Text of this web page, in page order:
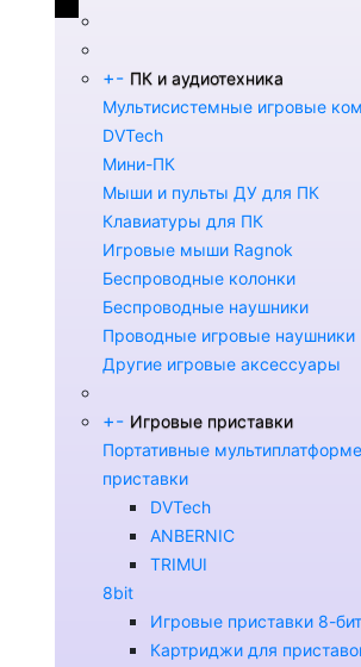
+- ПК и аудиотехника
Мультисистемные игровые
DVTech
Мини-ПК
Мыши и пульты ДУ для ПК
Клавиатуры для ПК
Игровые мыши Ragnok
Беспроводные колонки
Беспроводные наушники
Проводные игровые наушники
Другие игровые аксессуары
+- Игровые приставки
Портативные
приставки
DVTech
ANBERNIC
TRIMUI
8bit
Игровые приставки 8-бит
Картриджи для